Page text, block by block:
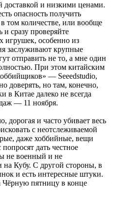
доставкой и низкими ценами.
опасность получить
том количестве, или вообще
и сразу проверяйте
игрушек, особенно из
заслуживают крупные
отправить не то, а мне один
При этом китайским
— Seeedstudio,
доверять, но там, конечно,
в Китае далеко не всегда
— 11 ноября.
дорогая и часто убивает весь
с неотслеживаемой
даже хоббийные, вещи
дать честное
не военный и не
Кубу. С другой стороны, в
и есть интересные штуки.
Чёрную пятницу в конце